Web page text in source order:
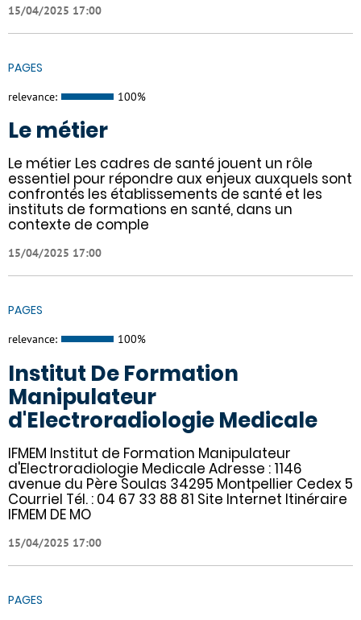
15/04/2025 17:00
PAGES
relevance: 100%
Le métier
Le métier Les cadres de santé jouent un rôle
essentiel pour répondre aux enjeux auxquels sont
confrontés les établissements de santé et les
instituts de formations en santé, dans un
contexte de comple
15/04/2025 17:00
PAGES
relevance: 100%
Institut De Formation
Manipulateur
d'Electroradiologie Medicale
IFMEM Institut de Formation Manipulateur
d'Electroradiologie Medicale Adresse : 1146
avenue du Père Soulas 34295 Montpellier Cedex 5
Courriel Tél. : 04 67 33 88 81 Site Internet Itinéraire
IFMEM DE MO
15/04/2025 17:00
PAGES